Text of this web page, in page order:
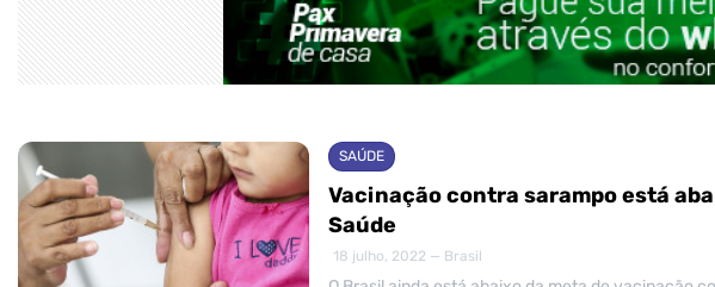
SAÚDE
Vacinação contra sarampo está
Saúde
18 julho, 2022 — Brasil